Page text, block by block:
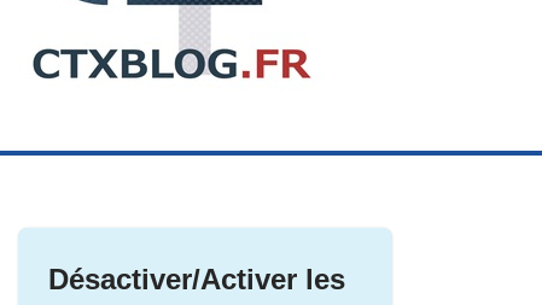
Désactiver/Activer les